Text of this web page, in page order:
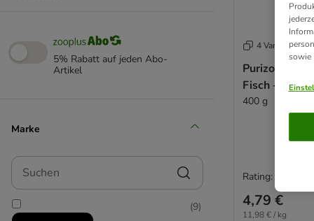
Royal Canin
Wild Freedom
4Vets
Acana
5% Rabatt auf jeden Abo-
Artikel
Marke
Suchen
(9)
4 Varianten
Purizon
Fisch -
400 g
4,79 €
11,98 € / kg
Rating: 4.4/5
sowie